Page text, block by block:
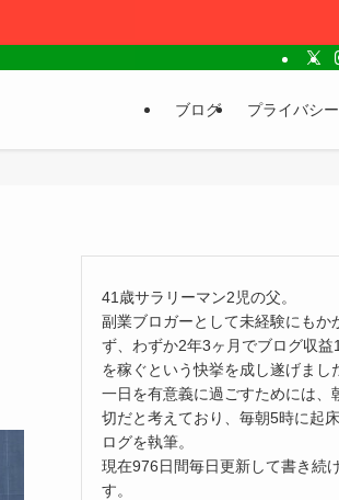
ブログ プライバシ
41歳サラリーマン2児の父。
副業ブロガーとして未経験にもか
ず、わずか2年3ヶ月でブログ収益
を稼ぐという快挙を成し遂げまし
一日を有意義に過ごすためには、
切だと考えており、毎朝5時に起
ログを執筆。
現在976日間毎日更新して書き続
す。